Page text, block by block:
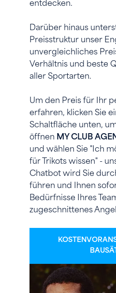
entdecken.
Darüber hinaus
Preisstruktur unser
unvergleichliches
Verhältnis und beste
aller Sportarten.
Um den Preis für Ihr
erfahren, klicken Sie
Schaltfläche unten,
öffnen MY CLUB
und wählen Sie "Ich
für Trikots wissen" -
Chatbot wird Sie
führen und Ihnen
Bedürfnisse Ihres
zugeschnittenes